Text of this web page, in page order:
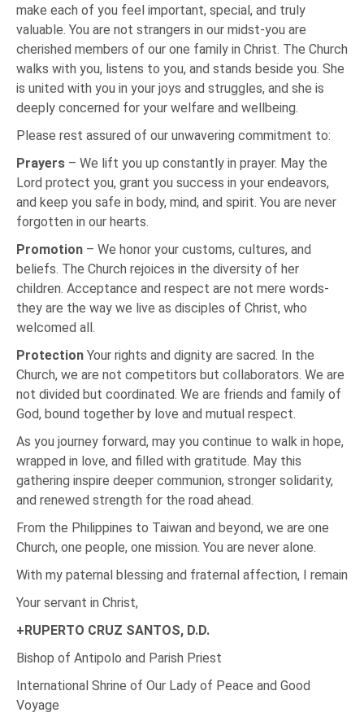
make each of you feel important, special, and truly
valuable. You are not strangers in our midst-you are
cherished members of our one family in Christ. The Church
walks with you, listens to you, and stands beside you. She
is united with you in your joys and struggles, and she is
deeply concerned for your welfare and wellbeing.
Please rest assured of our unwavering commitment to:
Prayers – We lift you up constantly in prayer. May the
Lord protect you, grant you success in your endeavors,
and keep you safe in body, mind, and spirit. You are never
forgotten in our hearts.
Promotion – We honor your customs, cultures, and
beliefs. The Church rejoices in the diversity of her
children. Acceptance and respect are not mere words-
they are the way we live as disciples of Christ, who
welcomed all.
Protection Your rights and dignity are sacred. In the
Church, we are not competitors but collaborators. We are
not divided but coordinated. We are friends and family of
God, bound together by love and mutual respect.
As you journey forward, may you continue to walk in hope,
wrapped in love, and filled with gratitude. May this
gathering inspire deeper communion, stronger solidarity,
and renewed strength for the road ahead.
From the Philippines to Taiwan and beyond, we are one
Church, one people, one mission. You are never alone.
With my paternal blessing and fraternal affection, I remain
Your servant in Christ,
+RUPERTO CRUZ SANTOS, D.D.
Bishop of Antipolo and Parish Priest
International Shrine of Our Lady of Peace and Good
Voyage